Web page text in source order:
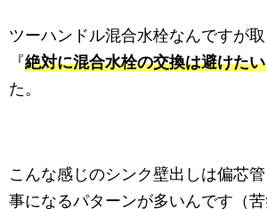
ツーハンドル混合水栓なんですが
『絶対に混合水栓の交換は避けたい
た。
こんな感じのシンク壁出しは偏芯
事になるパターンが多いんです（苦